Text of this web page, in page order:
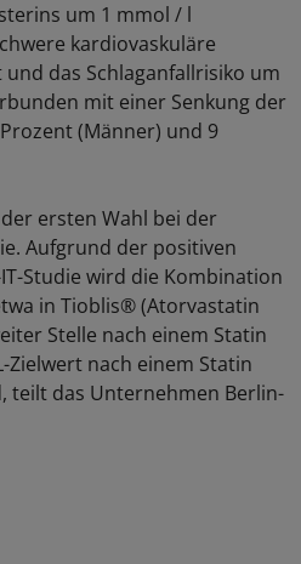
um 1 mmol / l
kardiovaskuläre
das Schlaganfallrisiko um
mit einer Senkung der
(Männer) und 9
ersten Wahl bei der
Aufgrund der positiven
Studie wird die Kombination
in Tioblis® (Atorvastatin
Stelle nach einem Statin
Zielwert nach einem Statin
teilt das Unternehmen Berlin-